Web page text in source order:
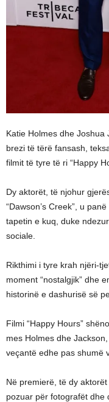
Katie Holmes dhe
brezi të tërë fansash,
filmit të tyre të ri “Happy
Dy aktorët, të njohur
“Dawson’s Creek”, u
tapetin e kuq, duke
sociale.
Rikthimi i tyre krah njëri-
moment “nostalgjik” dhe
historinë e dashurisë së
Filmi “Happy Hours”
mes Holmes dhe
veçantë edhe pas shumë
Në premierë, të dy
pozuar për fotografët dhe